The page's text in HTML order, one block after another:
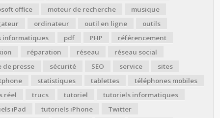
office
moteur de recherche
musique
ordinateur outil en ligne
outils
informatiques
pdf PHP
référencement
réparation réseau
réseau social
de presse
sécurité SEO service
sites
statistiques tablettes
téléphones mobiles
réel
trucs tutoriel
tutoriels informatiques
iPad
tutoriels iPhone
Twitter